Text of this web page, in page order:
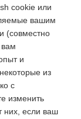
cookie или
вашим
(совместно
и
из
с
изменить
них, если ваш